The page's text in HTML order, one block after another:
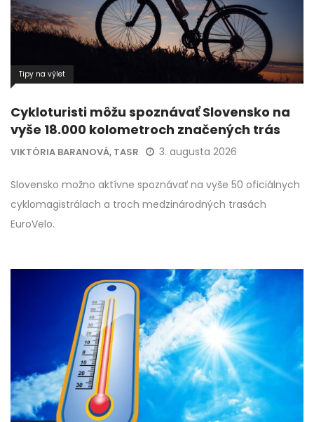
Tipy na výlet
Cykloturisti môžu spoznávať Slovensko na
vyše 18.000 kolometroch značených trás
VIKTÓRIA BARANOVÁ, TASR 3. augusta 2026
Slovensko možno aktívne spoznávať na vyše 50 oficiálnych
cyklomagistrálach a troch medzinárodných trasách
EuroVelo.